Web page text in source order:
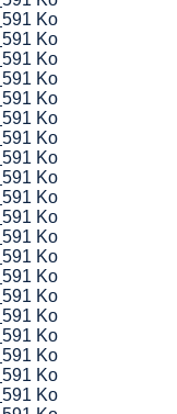
591 Ko
591 Ko
591 Ko
591 Ko
591 Ko
591 Ko
591 Ko
591 Ko
591 Ko
591 Ko
591 Ko
591 Ko
591 Ko
591 Ko
591 Ko
591 Ko
591 Ko
591 Ko
591 Ko
591 Ko